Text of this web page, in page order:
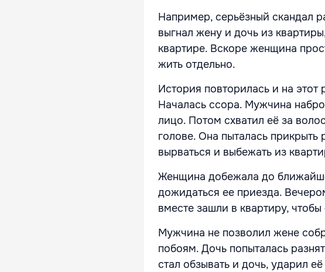
Например, серьёзный скандал
выгнал жену и дочь из
квартире. Вскоре женщина
жить отдельно.
История повторилась и на этот
Началась ссора. Мужчина
лицо. Потом схватил её за
голове. Она пыталась
вырваться и выбежать из
Женщина добежала до
дожидаться ее приезда.
вместе зашли в квартиру,
Мужчина не позволил жене
побоям. Дочь попыталась
стал обзывать и дочь, ударил